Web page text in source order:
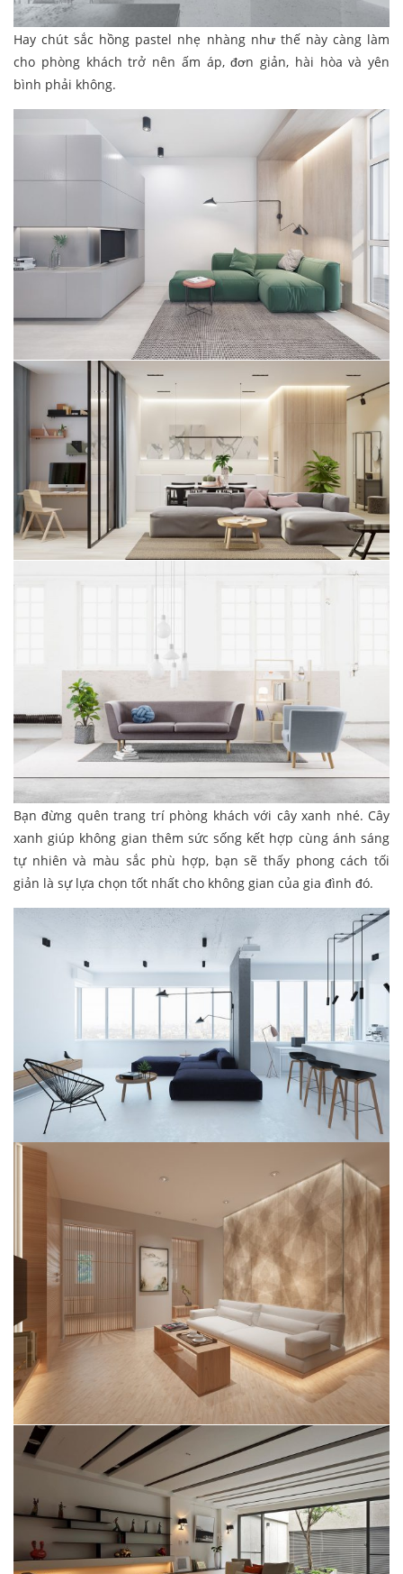
Hay chút sắc hồng pastel nhẹ nhàng như thế này càng làm
cho phòng khách trở nên ấm áp, đơn giản, hài hòa và yên
bình phải không.
Bạn đừng quên trang trí phòng khách với cây xanh nhé. Cây
xanh giúp không gian thêm sức sống kết hợp cùng ánh sáng
tự nhiên và màu sắc phù hợp, bạn sẽ thấy phong cách tối
giản là sự lựa chọn tốt nhất cho không gian của gia đình đó.